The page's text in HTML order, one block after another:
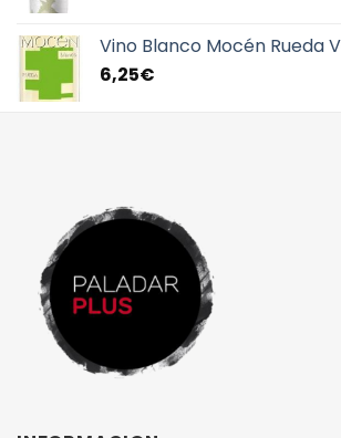
Vino Blanco Mocén Rueda
6,25€